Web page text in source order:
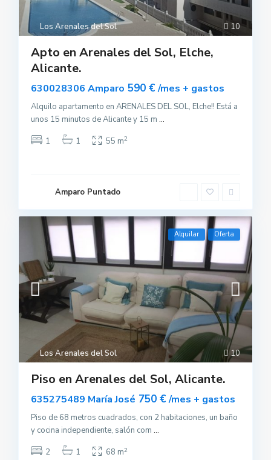
10
Los Arenales del Sol
Apto en Arenales del Sol, Elche,
Alicante.
630028306 Amparo 590 €/mes + gastos
Alquilo apartamento en ARENALES DEL SOL, Elche!! Está a
unos 15 minutos de Alicante y 15 m ...
1
1 55 m2
Amparo Puntado
10
Los Arenales del Sol
Alquilar Oferta
Piso en Arenales del Sol, Alicante.
635275489 María José 750 €/mes + gastos
Piso de 68 metros cuadrados, con 2 habitaciones, un baño
y cocina independiente, salón com ...
2
1 68 m2